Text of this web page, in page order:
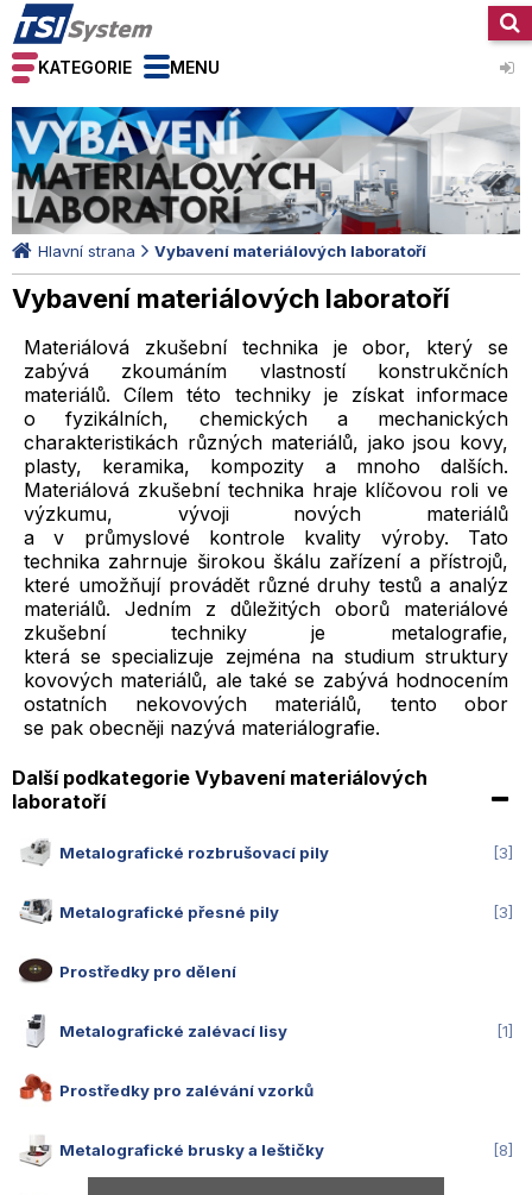
KATEGORIE MENU
Hlavní strana Vybavení materiálových laboratoří
Vybavení materiálových laboratoří
Materiálová zkušební technika je obor, který se
zabývá zkoumáním vlastností konstrukčních
materiálů. Cílem této techniky je získat informace
o fyzikálních, chemických a mechanických
charakteristikách různých materiálů, jako jsou kovy,
plasty, keramika, kompozity a mnoho dalších.
Materiálová zkušební technika hraje klíčovou roli ve
výzkumu, vývoji nových materiálů
a v průmyslové kontrole kvality výroby. Tato
technika zahrnuje širokou škálu zařízení a přístrojů,
které umožňují provádět různé druhy testů a analýz
materiálů. Jedním z důležitých oborů materiálové
zkušební techniky je metalografie,
která se specializuje zejména na studium struktury
kovových materiálů, ale také se zabývá hodnocením
ostatních nekovových materiálů, tento obor
se pak obecněji nazývá materiálografie.
Další podkategorie Vybavení materiálových
laboratoří
Metalografické rozbrušovací pily 3
Metalografické přesné pily 3
Prostředky pro dělení
Metalografické zalévací lisy 1
Prostředky pro zalévání vzorků
Metalografické brusky a leštičky 8